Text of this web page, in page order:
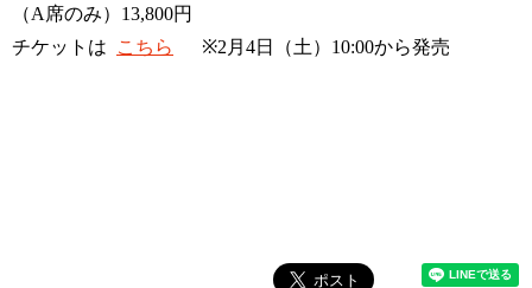
（A席のみ）13,800円
チケットは
こちら ※2月4日（土）10:00から発売